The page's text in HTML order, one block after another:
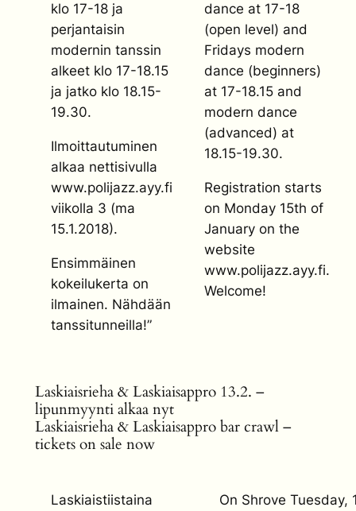
klo 17-18 ja
perjantaisin
modernin tanssin
alkeet klo 17-18.15
ja jatko klo 18.15-
19.30.
Ilmoittautuminen
alkaa nettisivulla
www.polijazz.ayy.fi
viikolla 3 (ma
15.1.2018).
Ensimmäinen
kokeilukerta on
ilmainen. Nähdään
tanssitunneilla!”
dance at 17-18
(open level) and
Fridays modern
dance (beginners)
at 17-18.15 and
modern dance
(advanced) at
18.15-19.30.
Registration starts
on Monday 15th of
January on the
website
www.polijazz.ayy.fi.
Welcome!
Laskiaisrieha & Laskiaisappro 13.2. –
lipunmyynti alkaa nyt
Laskiaisrieha & Laskiaisappro bar crawl –
tickets on sale now
Laskiaistiistaina
On Shrove Tuesday,